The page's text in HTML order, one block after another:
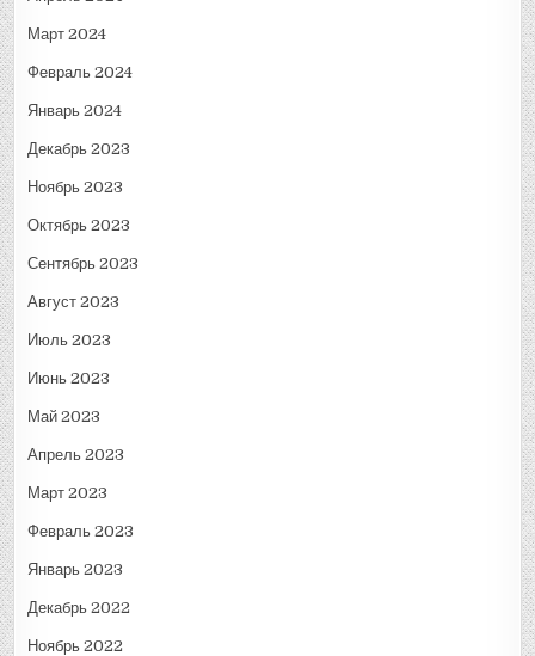
Март 2024
Февраль 2024
Январь 2024
Декабрь 2023
Ноябрь 2023
Октябрь 2023
Сентябрь 2023
Август 2023
Июль 2023
Июнь 2023
Май 2023
Апрель 2023
Март 2023
Февраль 2023
Январь 2023
Декабрь 2022
Ноябрь 2022